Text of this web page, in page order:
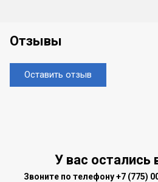
Отзывы
Оставить отзыв
У вас остались
Звоните по телефону+7 (775)